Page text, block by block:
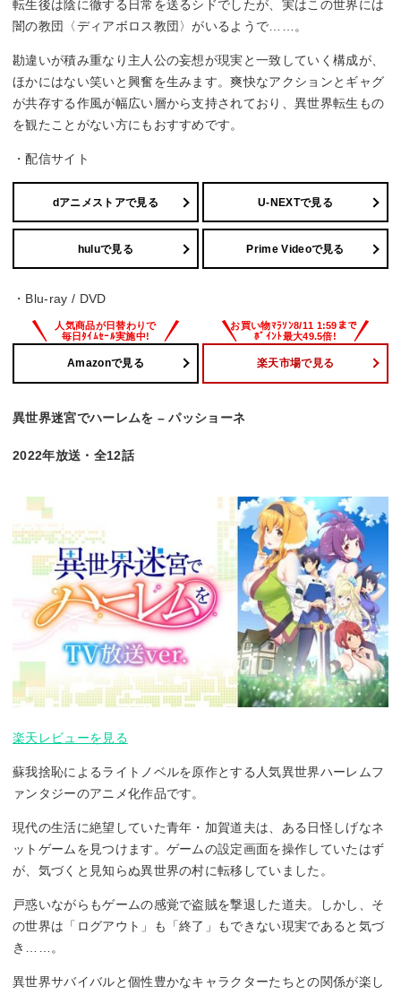
転生後は陰に徹する日常を送るシドでしたが、実はこの世界には
闇の教団〈ディアボロス教団〉がいるようで……。
勘違いが積み重なり主人公の妄想が現実と一致していく構成が、
ほかにはない笑いと興奮を生みます。爽快なアクションとギャグ
が共存する作風が幅広い層から支持されており、異世界転生もの
を観たことがない方にもおすすめです。
・配信サイト
dアニメストアで見る U-NEXTで見る
huluで見る Prime Videoで見る
・Blu-ray / DVD
Amazonで見る 楽天市場で見る
異世界迷宮でハーレムを – パッショーネ
2022年放送・全12話
楽天レビューを見る
蘇我捨恥によるライトノベルを原作とする人気異世界ハーレムフ
ァンタジーのアニメ化作品です。
現代の生活に絶望していた青年・加賀道夫は、ある日怪しげなネ
ットゲームを見つけます。ゲームの設定画面を操作していたはず
が、気づくと見知らぬ異世界の村に転移していました。
戸惑いながらもゲームの感覚で盗賊を撃退した道夫。しかし、そ
の世界は「ログアウト」も「終了」もできない現実であると気づ
き……。
異世界サバイバルと個性豊かなキャラクターたちとの関係が楽し